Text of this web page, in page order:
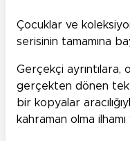
Çocuklar ve
serisinin tamamına
Gerçekçi ayrıntılara,
gerçekten dönen
bir kopyalar
kahraman olma